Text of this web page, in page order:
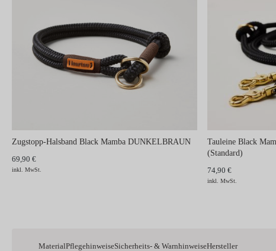
Zugstopp-Halsband Black Mamba DUNKELBRAUN
69,90 €
inkl. MwSt.
Tauleine Black
(Standard)
74,90 €
inkl. MwSt.
MaterialPflegehinweiseSicherheits- & WarnhinweiseHersteller